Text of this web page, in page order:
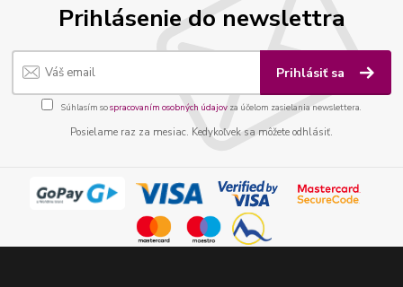
Prihlásenie do newslettra
Prihlásiť sa
Súhlasím sospracovaním osobných údajov za účelom zasielania newslettera.
Posielame raz za mesiac. Kedykoľvek sa môžete odhlásiť.